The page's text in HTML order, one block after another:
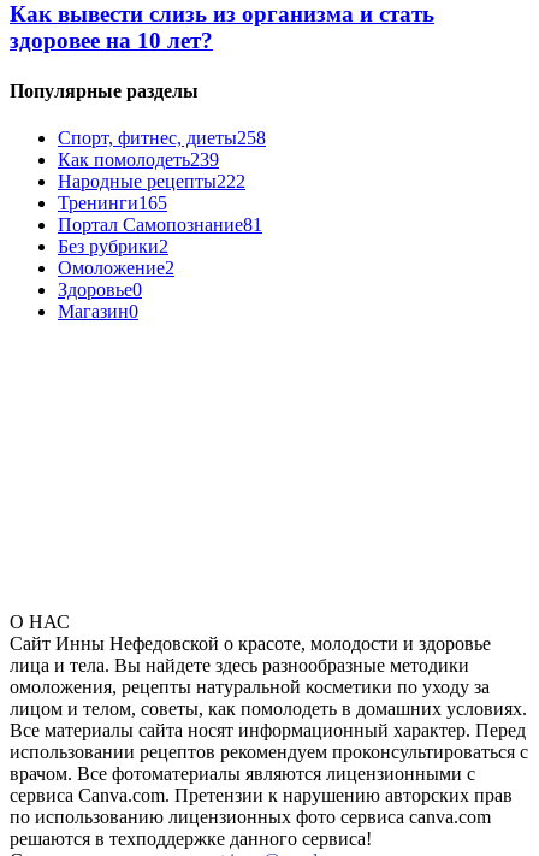
Как вывести слизь из организма и стать
здоровее на 10 лет?
Популярные разделы
Спорт, фитнес, диеты258
Как помолодеть239
Народные рецепты222
Тренинги165
Портал Самопознание81
Без рубрики2
Омоложение2
Здоровье0
Магазин0
О НАС
Сайт Инны Нефедовской о красоте, молодости и здоровье
лица и тела. Вы найдете здесь разнообразные методики
омоложения, рецепты натуральной косметики по уходу за
лицом и телом, советы, как помолодеть в домашних условиях.
Все материалы сайта носят информационный характер. Перед
использовании рецептов рекомендуем проконсультироваться с
врачом. Все фотоматериалы являются лицензионными с
сервиса Canva.com. Претензии к нарушению авторских прав
по использованию лицензионных фото сервиса canva.com
решаются в техподдержке данного сервиса!